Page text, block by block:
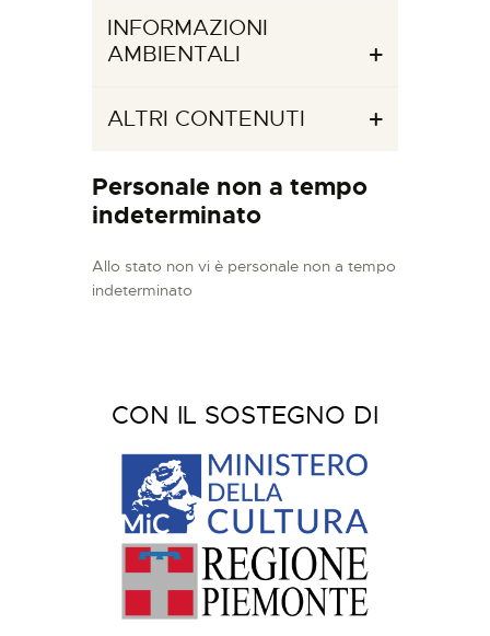
INFORMAZIONI
AMBIENTALI
ALTRI CONTENUTI
Personale non a tempo
indeterminato
Allo stato non vi è personale non a tempo
indeterminato
CON IL SOSTEGNO DI